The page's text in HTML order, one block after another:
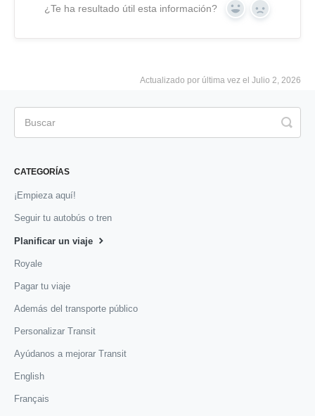
¿Te ha resultado útil esta información? Yes No
Actualizado por última vez el Julio 2, 2026
CATEGORÍAS
¡Empieza aquí!
Seguir tu autobús o tren
Planificar un viaje
Royale
Pagar tu viaje
Además del transporte público
Personalizar Transit
Ayúdanos a mejorar Transit
English
Français